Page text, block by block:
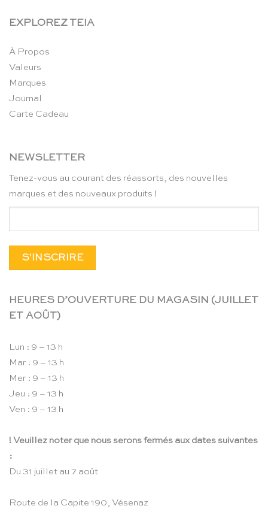
EXPLOREZ TEIA
À Propos
Valeurs
Marques
Journal
Carte Cadeau
NEWSLETTER
Tenez-vous au courant des réassorts, des nouvelles
marques et des nouveaux produits !
HEURES D’OUVERTURE DU MAGASIN (JUILLET
ET AOÛT)
Lun : 9 – 13 h
Mar : 9 – 13 h
Mer : 9 – 13 h
Jeu : 9 – 13 h
Ven : 9 – 13 h
! Veuillez noter que nous serons fermés aux dates suivantes
:
Du 31 juillet au 7 août
Route de la Capite 190, Vésenaz